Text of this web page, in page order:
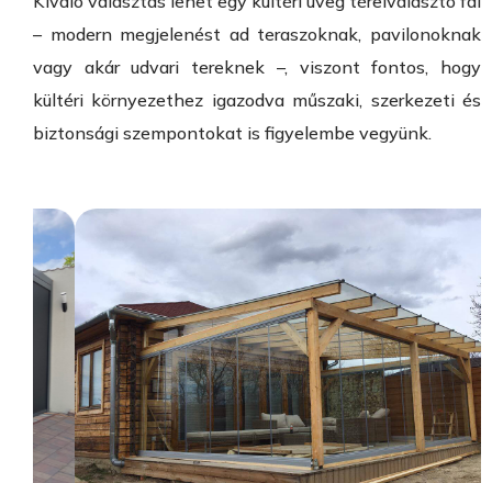
– modern megjelenést ad teraszoknak, pavilonoknak
vagy akár udvari tereknek –, viszont fontos, hogy
kültéri környezethez igazodva műszaki, szerkezeti és
biztonsági szempontokat is figyelembe vegyünk.